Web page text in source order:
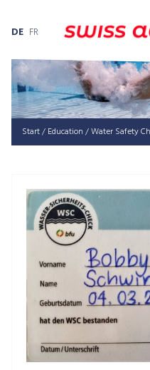
DE FR
Start/ Education / Water Safety